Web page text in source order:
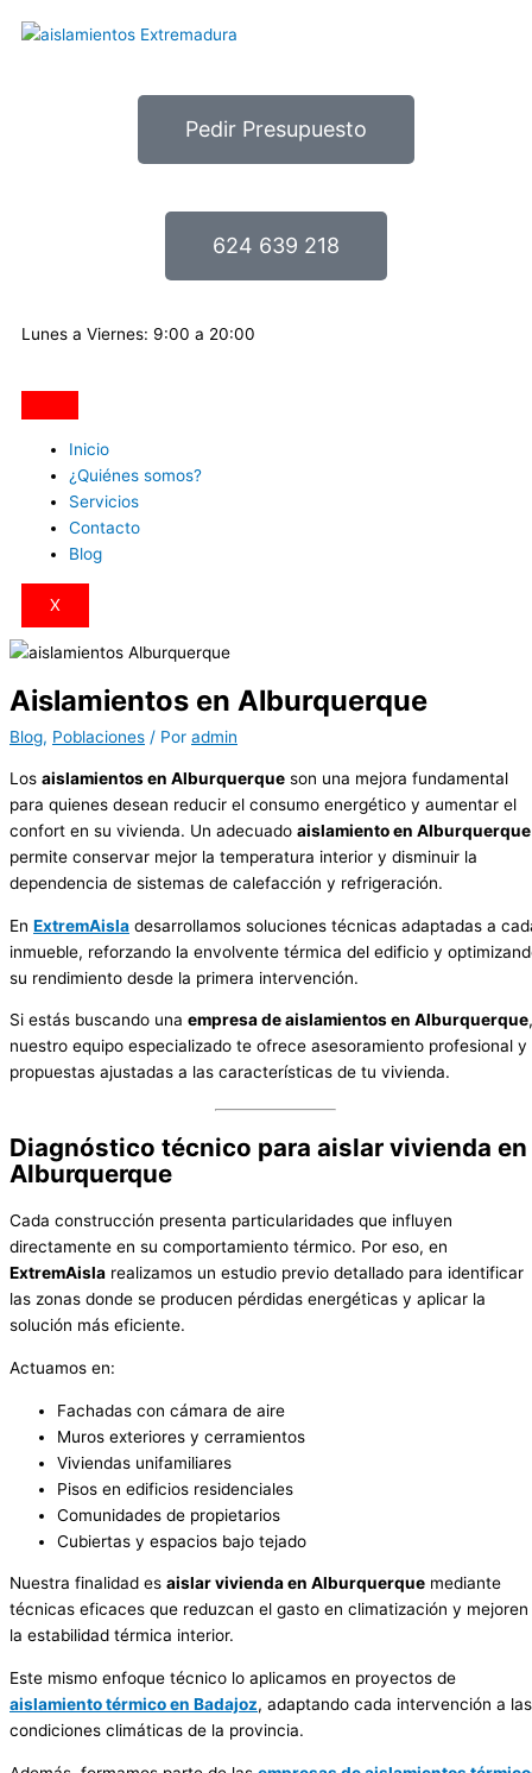
Pedir Presupuesto
624 639 218
Lunes a Viernes: 9:00 a 20:00
Inicio
¿Quiénes somos?
Servicios
Contacto
Blog
X
Aislamientos en Alburquerque
Blog, Poblaciones / Por admin
Los aislamientos en Alburquerque son una mejora fundamental
para quienes desean reducir el consumo energético y aumentar el
confort en su vivienda. Un adecuado aislamiento en Alburquerque
permite conservar mejor la temperatura interior y disminuir la
dependencia de sistemas de calefacción y refrigeración.
En ExtremAisla desarrollamos soluciones técnicas adaptadas a
inmueble, reforzando la envolvente térmica del edificio y
su rendimiento desde la primera intervención.
Si estás buscando una empresa de aislamientos en Alburquerque,
nuestro equipo especializado te ofrece asesoramiento profesional y
propuestas ajustadas a las características de tu vivienda.
Diagnóstico técnico para aislar vivienda en
Alburquerque
Cada construcción presenta particularidades que influyen
directamente en su comportamiento térmico. Por eso, en
ExtremAisla realizamos un estudio previo detallado para identificar
las zonas donde se producen pérdidas energéticas y aplicar la
solución más eficiente.
Actuamos en:
Fachadas con cámara de aire
Muros exteriores y cerramientos
Viviendas unifamiliares
Pisos en edificios residenciales
Comunidades de propietarios
Cubiertas y espacios bajo tejado
Nuestra finalidad es aislar vivienda en Alburquerque mediante
técnicas eficaces que reduzcan el gasto en climatización y mejoren
la estabilidad térmica interior.
Este mismo enfoque técnico lo aplicamos en proyectos de
aislamiento térmico en Badajoz, adaptando cada intervención a las
condiciones climáticas de la provincia.